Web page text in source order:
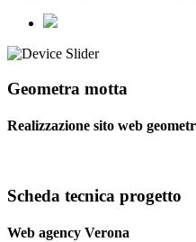
Geometra motta
Realizzazione sito web
Scheda tecnica progetto
Web agency Verona